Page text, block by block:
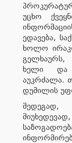
უცხო
ედავება,
ხოლო
გელხაურს,
ხელი და
აუკრძალა.
დუმილის
შედეგად,